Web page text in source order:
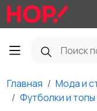
Главная Мода и
Футболки и топы